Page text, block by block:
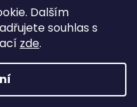
Dalším
souhlas s
zde.
povinen vystavit
zaevidovat přijatou